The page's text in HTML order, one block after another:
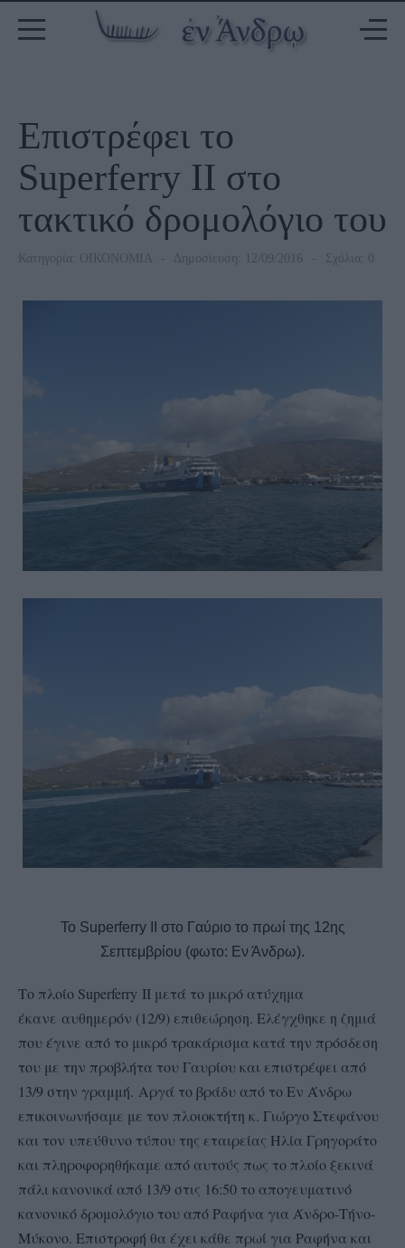
Επιστρέφει το
Superferry II στο
τακτικό δρομολόγιο του
Κατηγορία: ΟΙΚΟΝΟΜΙΑ Δημοσίευση: 12/09/2016 Σχόλια: 0
Το Superferry II στο Γαύριο το πρωί της 12ης
Σεπτεμβρίου (φωτο: Εν Άνδρω).
Το πλοίο Superferry II μετά το μικρό ατύχημα
έκανε αυθημερόν (12/9) επιθεώρηση. Ελέγχθηκε η ζημιά
που έγινε από το μικρό τρακάρισμα κατά την πρόσδεση
του με την προβλήτα του Γαυρίου και επιστρέφει από
13/9 στην γραμμή. Αργά το βράδυ από το Εν Άνδρω
επικοινωνήσαμε με τον πλοιοκτήτη κ. Γιώργο Στεφάνου
και τον υπεύθυνο τύπου της εταιρείας Ηλία Γρηγοράτο
και πληροφορηθήκαμε από αυτούς πως το πλοίο ξεκινά
πάλι κανονικά από 13/9 στις 16:50 το απογευματινό
κανονικό δρομολόγιο του από Ραφήνα για Άνδρο-Τήνο-
Μύκονο. Επιστροφή θα έχει κάθε πρωί για Ραφήνα και